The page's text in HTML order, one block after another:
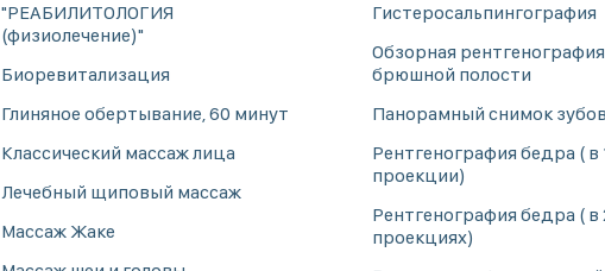
"РЕАБИЛИТОЛОГИЯ
(физиолечение)"
Биоревитализация
Глиняное обертывание, 60 минут
Классический массаж лица
Лечебный щиповый массаж
Массаж Жаке
Гистеросальпингография
Обзорная рентгенография
брюшной полости
Панорамный снимок зубов
Рентгенография бедра ( в
проекции)
Рентгенография бедра ( в
проекциях)